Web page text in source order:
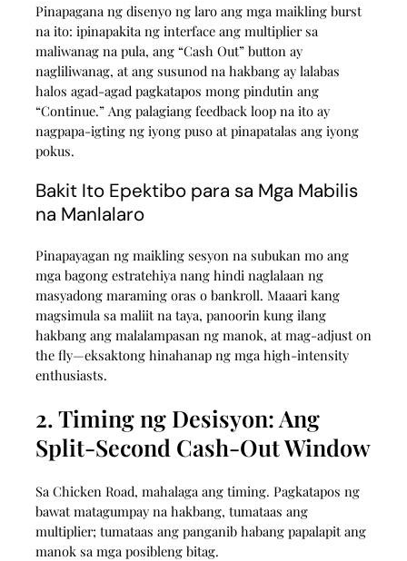
Pinapagana ng disenyo ng laro ang mga maikling burst
na ito: ipinapakita ng interface ang multiplier sa
maliwanag na pula, ang “Cash Out” button ay
nagliliwanag, at ang susunod na hakbang ay lalabas
halos agad-agad pagkatapos mong pindutin ang
“Continue.” Ang palagiang feedback loop na ito ay
nagpapa-igting ng iyong puso at pinapatalas ang iyong
pokus.
Bakit Ito Epektibo para sa Mga Mabilis
na Manlalaro
Pinapayagan ng maikling sesyon na subukan mo ang
mga bagong estratehiya nang hindi naglalaan ng
masyadong maraming oras o bankroll. Maaari kang
magsimula sa maliit na taya, panoorin kung ilang
hakbang ang malalampasan ng manok, at mag-adjust on
the fly—eksaktong hinahanap ng mga high‑intensity
enthusiasts.
2. Timing ng Desisyon: Ang
Split‑Second Cash‑Out Window
Sa Chicken Road, mahalaga ang timing. Pagkatapos ng
bawat matagumpay na hakbang, tumataas ang
multiplier; tumataas ang panganib habang papalapit ang
manok sa mga posibleng bitag.